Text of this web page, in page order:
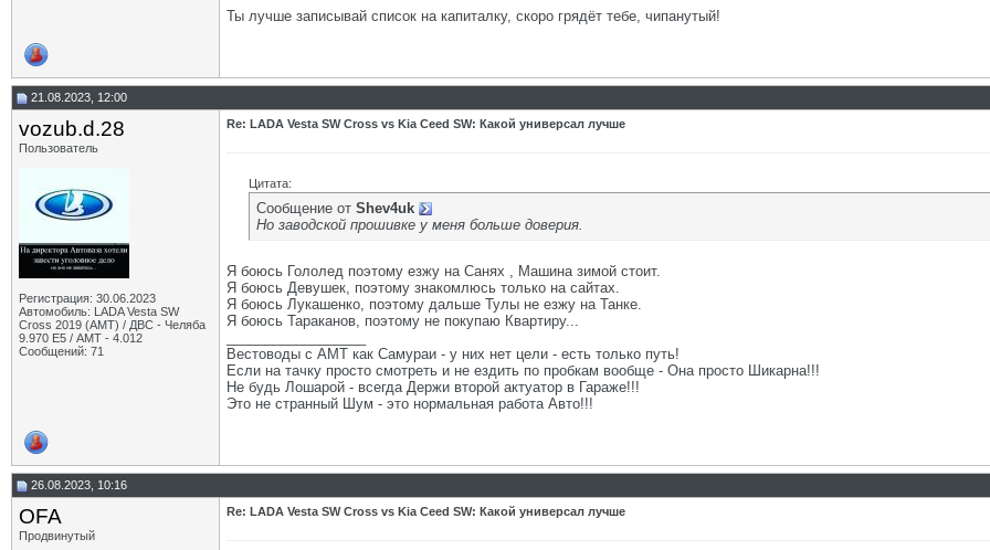
Ты лучше записывай список на капиталку, скоро грядёт тебе, чипанутый!
21.08.2023, 12:00
vozub.d.28
Пользователь
Регистрация: 30.06.2023
Автомобиль: LADA Vesta SW
Cross 2019 (AMT) / ДВС - Челяба
9.970 Е5 / АМТ - 4.012
Сообщений: 71
Re: LADA Vesta SW Cross vs Kia Ceed SW: Какой универсал лучше
Цитата:
Сообщение от Shev4uk
Но заводской прошивке у меня больше доверия.
Я боюсь Гололед поэтому езжу на Санях , Машина зимой стоит.
Я боюсь Девушек, поэтому знакомлюсь только на сайтах.
Я боюсь Лукашенко, поэтому дальше Тулы не езжу на Танке.
Я боюсь Тараканов, поэтому не покупаю Квартиру...
Вестоводы с АМТ как Самураи - у них нет цели - есть только путь!
Если на тачку просто смотреть и не ездить по пробкам вообще - Она просто Шикарна!!!
Не будь Лошарой - всегда Держи второй актуатор в Гараже!!!
Это не странный Шум - это нормальная работа Авто!!!
26.08.2023, 10:16
OFA
Продвинутый
Re: LADA Vesta SW Cross vs Kia Ceed SW: Какой универсал лучше